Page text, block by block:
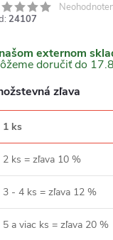
24107
externom
zľava
1 ks
2 ks = zľava 10 %
3 - 4 ks = zľava 12 %
5 a viac ks = zľava 20 %